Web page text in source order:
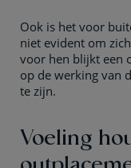
Ook is het voor
niet evident om
voor hen blijkt een
op de werking van
te zijn.
Voeling